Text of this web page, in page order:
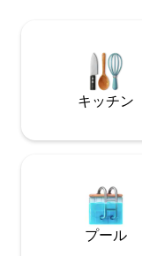
キッチン
プール